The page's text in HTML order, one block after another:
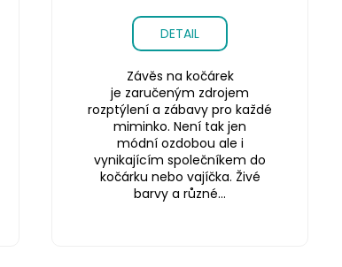
DETAIL
Závěs na kočárek
je zaručeným zdrojem
rozptýlení a zábavy pro každé
miminko. Není tak jen
módní ozdobou ale i
vynikajícím společníkem do
kočárku nebo vajíčka. Živé
barvy a různé...